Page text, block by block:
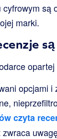
są
marki.
opcjami
czyta